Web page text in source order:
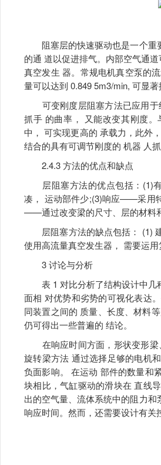
阻塞层的快速驱动也是一个重
的通 道以促进排气。内部空气通
真空发生 器。常规电机真空泵的
量可以达到 0.849 5m3/min, 可显
可变刚度层阻塞方法已应用于
抓手 的曲率， 又能改变其刚度
中， 可实现更高的 承载力，此外
结合的具有可调节刚度的 机器 人
2.4.3 方法的优点和缺点
层阻塞方法的优点包括：(1)
凑， 运动部件少;(3)响应——采用
——通过改变梁的尺寸、层的材料
层阻塞方法的缺点包括： (1)
使用高流量真空发生器， 需要运
3 讨论与分析
表 1 对比分析了结构设计中几
面相 对优势和劣势的可视化表达
同装置之间的 质量、长度、材料
仍可得出一些普遍的 结论。
在响应时间方面，形状变形梁
旋转梁方法 通过选择足够的电机
负面影响。 在运动 部件的数量和
块相比，气缸驱动的滑块在 直线
出的空气量、流体系统中的阻力
响应时间。然而，还需要设计有